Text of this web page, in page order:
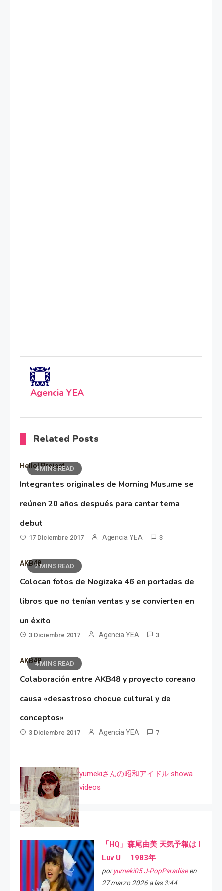
Agencia YEA
Related Posts
4 MINS READ
Hello! Project
Integrantes originales de Morning Musume se
reúnen 20 años después para cantar tema
debut
17 Diciembre 2017 Agencia YEA 3
2 MINS READ
AKB48
Colocan fotos de Nogizaka 46 en portadas de
libros que no tenían ventas y se convierten en
un éxito
3 Diciembre 2017 Agencia YEA 3
4 MINS READ
AKB48
Colaboración entre AKB48 y proyecto coreano
causa «desastroso choque cultural y de
conceptos»
3 Diciembre 2017 Agencia YEA 7
yumekiさんの昭和アイドル showa
videos
「HQ」森尾由美 天気予報は I
Luv U 1983年
por yumeki05 J-PopParadiseen
27 marzo 2026 a las 3:44